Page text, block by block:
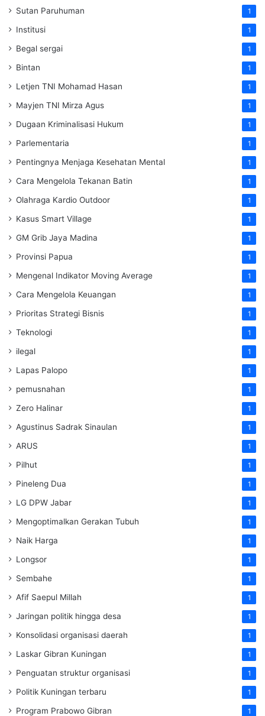
Sutan Paruhuman 1
Institusi 1
Begal sergai 1
Bintan 1
Letjen TNI Mohamad Hasan 1
Mayjen TNI Mirza Agus 1
Dugaan Kriminalisasi Hukum 1
Parlementaria 1
Pentingnya Menjaga Kesehatan Mental 1
Cara Mengelola Tekanan Batin 1
Olahraga Kardio Outdoor 1
Kasus Smart Village 1
GM Grib Jaya Madina 1
Provinsi Papua 1
Mengenal Indikator Moving Average 1
Cara Mengelola Keuangan 1
Prioritas Strategi Bisnis 1
Teknologi 1
ilegal 1
Lapas Palopo 1
pemusnahan 1
Zero Halinar 1
Agustinus Sadrak Sinaulan 1
ARUS 1
Pilhut 1
Pineleng Dua 1
LG DPW Jabar 1
Mengoptimalkan Gerakan Tubuh 1
Naik Harga 1
Longsor 1
Sembahe 1
Afif Saepul Millah 1
Jaringan politik hingga desa 1
Konsolidasi organisasi daerah 1
Laskar Gibran Kuningan 1
Penguatan struktur organisasi 1
Politik Kuningan terbaru 1
Program Prabowo Gibran 1